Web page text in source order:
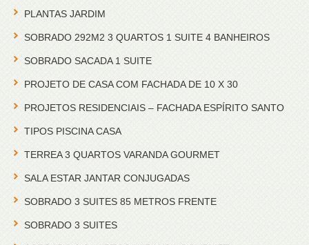
PLANTAS JARDIM
SOBRADO 292M2 3 QUARTOS 1 SUITE 4 BANHEIROS
SOBRADO SACADA 1 SUITE
PROJETO DE CASA COM FACHADA DE 10 X 30
PROJETOS RESIDENCIAIS – FACHADA ESPÍRITO SANTO
TIPOS PISCINA CASA
TERREA 3 QUARTOS VARANDA GOURMET
SALA ESTAR JANTAR CONJUGADAS
SOBRADO 3 SUITES 85 METROS FRENTE
SOBRADO 3 SUITES